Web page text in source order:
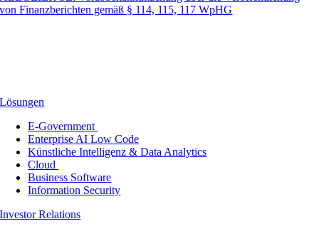
von Finanzberichten gemäß § 114, 115, 117 WpHG
Lösungen
E-Government
Enterprise AI Low Code
Künstliche Intelligenz & Data Analytics
Cloud
Business Software
Information Security
Investor Relations